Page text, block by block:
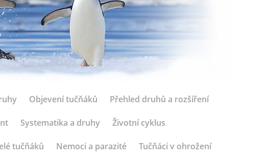
Objevení tučňáků Přehled druhů a rozšíření
Systematika a druhy Životní cyklus
tučňáků Nemoci a parazité Tučňáci v ohrožení